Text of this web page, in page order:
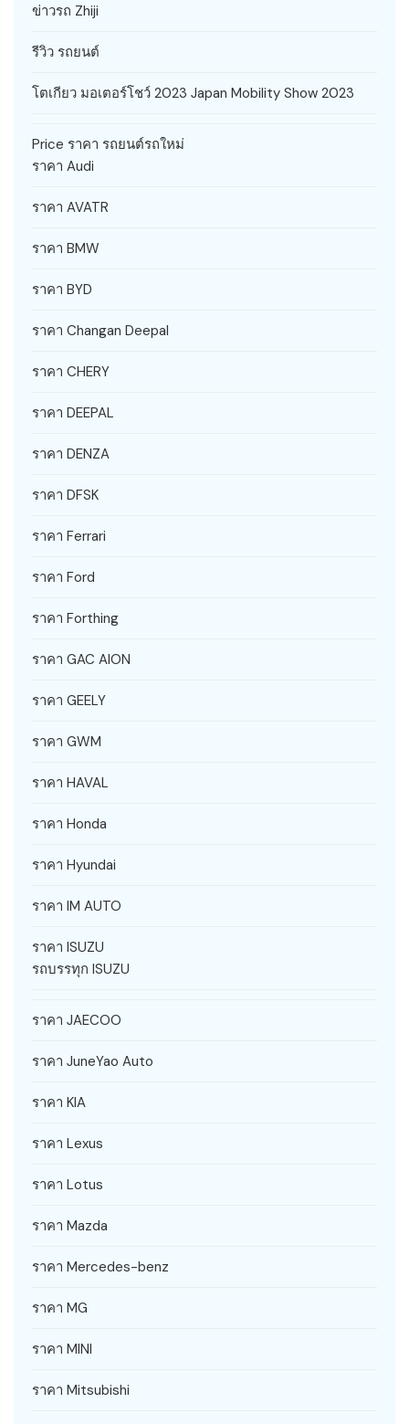
ข่าวรถ Zhiji
รีวิว รถยนต์
โตเกียว มอเตอร์โชว์ 2023 Japan Mobility Show 2023
Price ราคา รถยนต์รถใหม่
ราคา Audi
ราคา AVATR
ราคา BMW
ราคา BYD
ราคา Changan Deepal
ราคา CHERY
ราคา DEEPAL
ราคา DENZA
ราคา DFSK
ราคา Ferrari
ราคา Ford
ราคา Forthing
ราคา GAC AION
ราคา GEELY
ราคา GWM
ราคา HAVAL
ราคา Honda
ราคา Hyundai
ราคา IM AUTO
ราคา ISUZU
รถบรรทุก ISUZU
ราคา JAECOO
ราคา JuneYao Auto
ราคา KIA
ราคา Lexus
ราคา Lotus
ราคา Mazda
ราคา Mercedes-benz
ราคา MG
ราคา MINI
ราคา Mitsubishi